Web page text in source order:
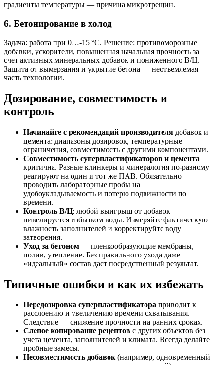
градиенты температуры — причина микротрещин.
6. Бетонирование в холод
Задача: работа при 0…-15 °C. Решение: противоморозные
добавки, ускорители, повышенная начальная прочность за
счет активных минеральных добавок и пониженного В/Ц.
Защита от вымерзания и укрытие бетона — неотъемлемая
часть технологии.
Дозирование, совместимость и
контроль
Начинайте с рекомендаций производителя добавок и
цемента: диапазоны дозировок, температурные
ограничения, совместимость с другими компонентами.
Совместимость суперпластификаторов и цемента
критична. Разные клинкеры и минералогия по-разному
реагируют на один и тот же ПАВ. Обязательно
проводить лабораторные пробы на
удобоукладываемость и потерю подвижности по
времени.
Контроль В/Ц: любой выигрыш от добавок
нивелируется избытком воды. Измеряйте фактическую
влажность заполнителей и корректируйте воду
затворения.
Уход за бетоном — пленкообразующие мембраны,
полив, утепление. Без правильного ухода даже
«идеальный» состав даст посредственный результат.
Типичные ошибки и как их избежать
Передозировка суперпластификатора приводит к
расслоению и увеличению времени схватывания.
Следствие — снижение прочности на ранних сроках.
Слепое копирование рецептов с других объектов без
учета цемента, заполнителей и климата. Всегда делайте
пробные замесы.
Несовместимость добавок(например, одновременный